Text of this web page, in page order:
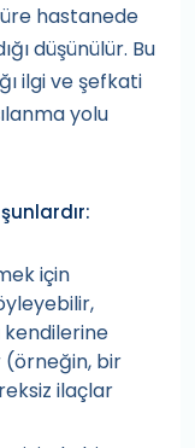
hastanede
düşünülür. Bu
ilgi ve şefkati
yolu
için
(örneğin, bir
ilaçlar